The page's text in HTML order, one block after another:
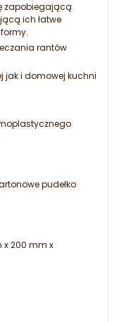
zapobiegającą
ich łatwe
rantów
jak i domowej kuchni
pudełko
x 200 mm x